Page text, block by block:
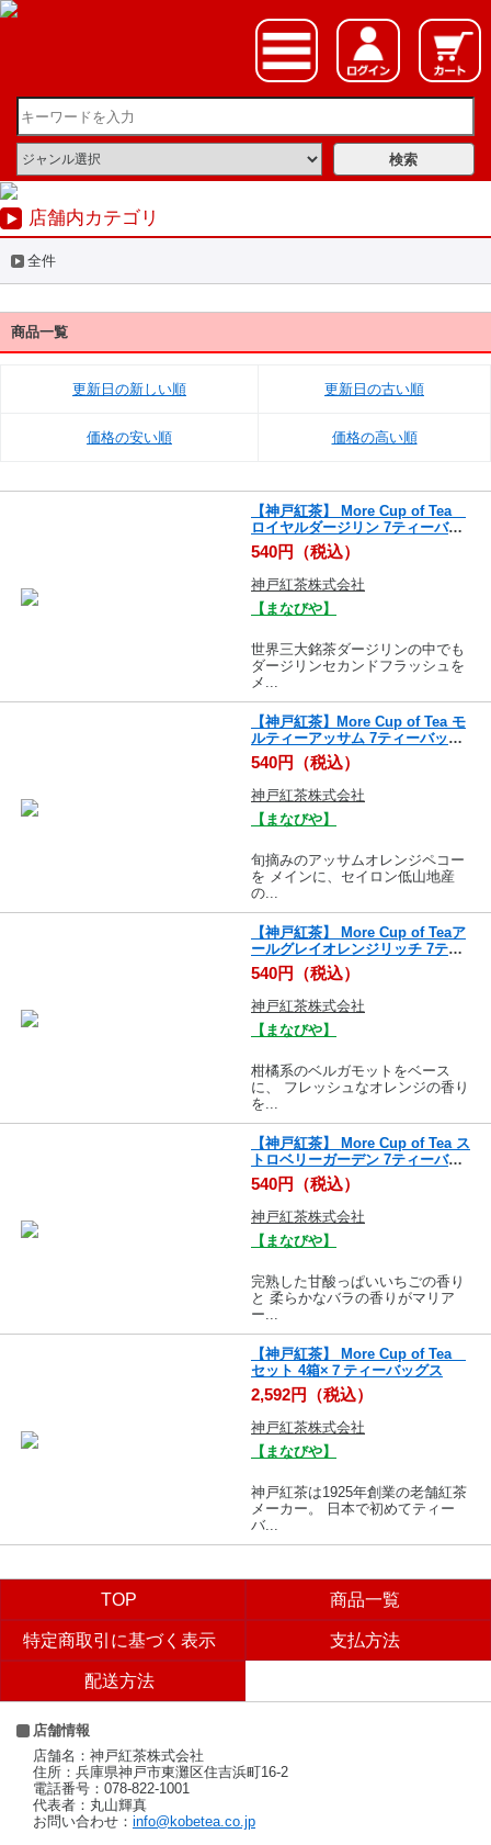
店舗内カテゴリ
全件
商品一覧
更新日の新しい順 更新日の古い順
価格の安い順 価格の高い順
【神戸紅茶】 More Cup of Tea
ロイヤルダージリン 7ティーバッ
グス
540円（税込）
神戸紅茶株式会社
【まなびや】
世界三大銘茶ダージリンの中でも
ダージリンセカンドフラッシュを
メ...
【神戸紅茶】More Cup of Tea モ
ルティーアッサム 7ティーバッグ
ス
540円（税込）
神戸紅茶株式会社
【まなびや】
旬摘みのアッサムオレンジペコー
を メインに、セイロン低山地産
の...
【神戸紅茶】 More Cup of Teaア
ールグレイオレンジリッチ 7ティ
ーバッグス
540円（税込）
神戸紅茶株式会社
【まなびや】
柑橘系のベルガモットをベース
に、 フレッシュなオレンジの香り
を...
【神戸紅茶】 More Cup of Tea ス
トロベリーガーデン 7ティーバッ
グス
540円（税込）
神戸紅茶株式会社
【まなびや】
完熟した甘酸っぱいいちごの香り
と 柔らかなバラの香りがマリア
ー...
【神戸紅茶】 More Cup of Tea
セット 4箱×７ティーバッグス
2,592円（税込）
神戸紅茶株式会社
【まなびや】
神戸紅茶は1925年創業の老舗紅茶
メーカー。 日本で初めてティー
バ...
TOP 商品一覧
特定商取引に基づく表示 支払方法
配送方法
店舗情報
店舗名：神戸紅茶株式会社
住所：兵庫県神戸市東灘区住吉浜町16-2
電話番号：078-822-1001
代表者：丸山輝真
お問い合わせ： info@kobetea.co.jp